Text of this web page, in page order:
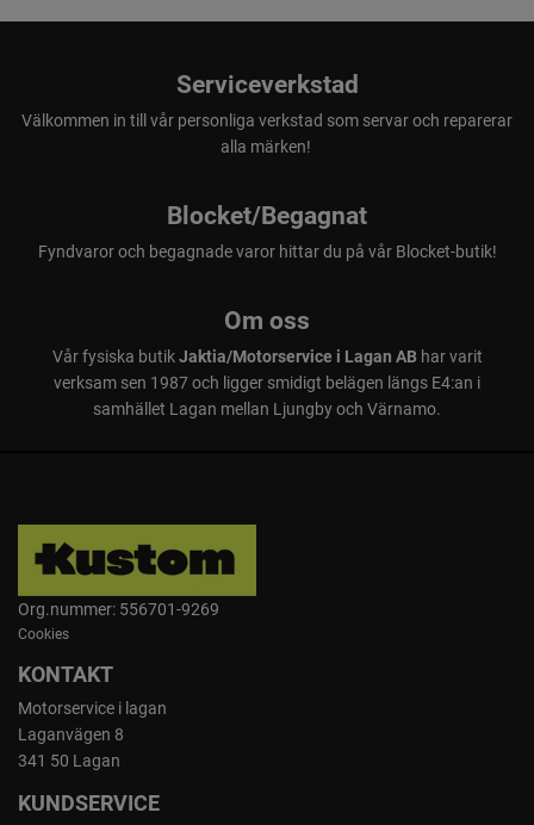
Serviceverkstad
Välkommen in till vår personliga verkstad som servar och reparerar
alla märken!
Blocket/Begagnat
Fyndvaror och begagnade varor hittar du på vår Blocket-butik!
Om oss
Vår fysiska butikJaktia/Motorservice i Lagan ABhar varit
verksam sen 1987 och ligger smidigt belägen längs E4:an i
samhället Lagan mellan Ljungby och Värnamo.
Org.nummer: 556701-9269
Cookies
KONTAKT
Motorservice i lagan
Laganvägen 8
341 50 Lagan
KUNDSERVICE